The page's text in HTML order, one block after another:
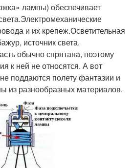
лампы) обеспечивает
и их крепеж.Осветительная
источник света.
обычно спрятана, поэтому
к ней не относятся. А вот
поддаются полету фантазии и
из разнообразных материалов.